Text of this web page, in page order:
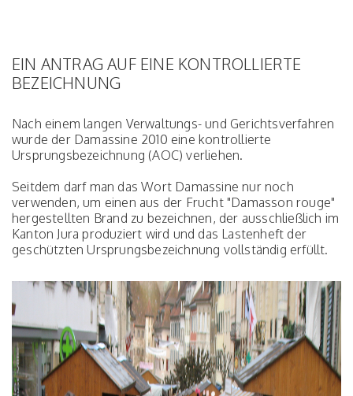
EIN ANTRAG AUF EINE KONTROLLIERTE
BEZEICHNUNG
Nach einem langen Verwaltungs- und Gerichtsverfahren
wurde der Damassine 2010 eine kontrollierte
Ursprungsbezeichnung (AOC) verliehen.
Seitdem darf man das Wort Damassine nur noch
verwenden, um einen aus der Frucht "Damasson rouge"
hergestellten Brand zu bezeichnen, der ausschließlich im
Kanton Jura produziert wird und das Lastenheft der
geschützten Ursprungsbezeichnung vollständig erfüllt.